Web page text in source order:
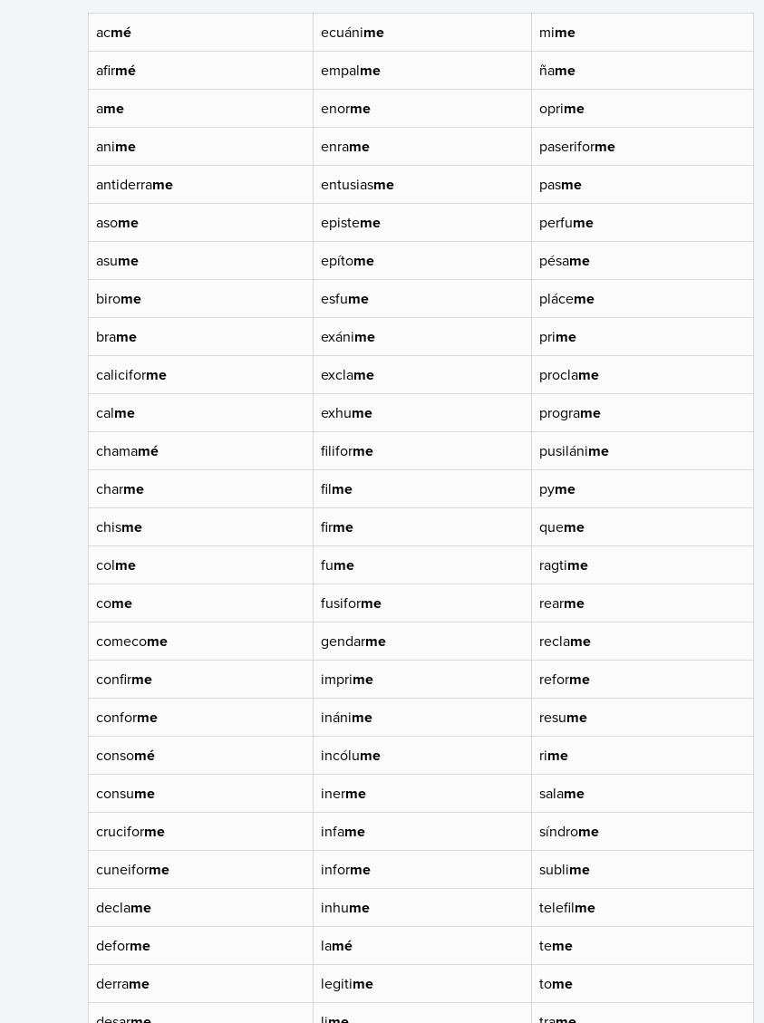
acmé ecuánime mime
afirmé empalme ñame
ame enorme oprime
anime enrame paseriforme
antiderrame entusiasme pasme
asome episteme perfume
asume epítome pésame
birome esfume pláceme
brame exánime prime
caliciforme exclame proclame
calme exhume programe
chamamé filiforme pusilánime
charme filme pyme
chisme firme queme
colme fume ragtime
come fusiforme rearme
comecome gendarme reclame
confirme imprime reforme
conforme inánime resume
consomé incólume rime
consume inerme salame
cruciforme infame síndrome
cuneiforme informe sublime
declame inhume telefilme
deforme lamé teme
derrame legitime tome